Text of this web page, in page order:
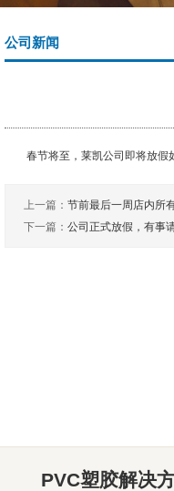
公司新闻
春节将至，莱凯公司即将放假
上一篇： 节前最后一周店内所
下一篇： 公司正式放假，有事
PVC塑胶解决